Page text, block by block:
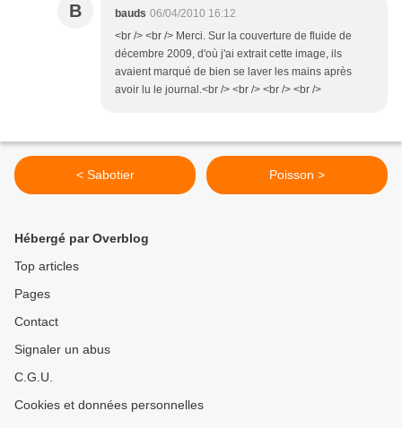
B bauds 06/04/2010 16:12
<br /> <br /> Merci. Sur la couverture de fluide de
décembre 2009, d'où j'ai extrait cette image, ils
avaient marqué de bien se laver les mains après
avoir lu le journal.<br /> <br /> <br /> <br />
< Sabotier Poisson >
Hébergé par Overblog
Top articles
Pages
Contact
Signaler un abus
C.G.U.
Cookies et données personnelles